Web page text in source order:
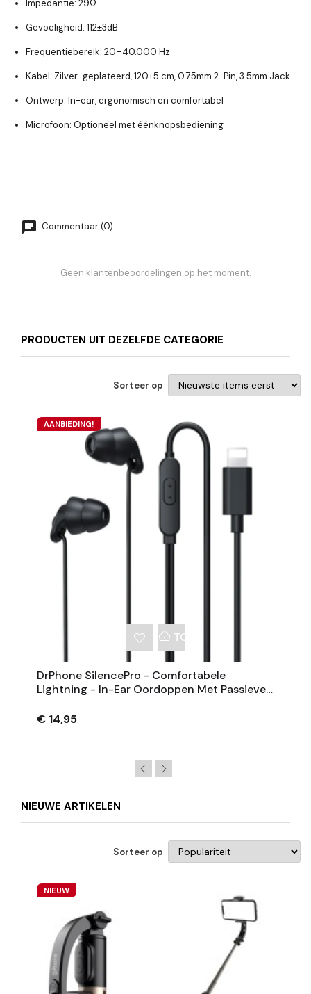
Impedantie: 29Ω
Gevoeligheid: 112±3dB
Frequentiebereik: 20–40.000 Hz
Kabel: Zilver-geplateerd, 120±5 cm, 0.75mm 2-Pin, 3.5mm Jack
Ontwerp: In-ear, ergonomisch en comfortabel
Microfoon: Optioneel met éénknopsbediening
Commentaar (0)
Geen klantenbeoordelingen op het moment.
PRODUCTEN UIT DEZELFDE CATEGORIE
Sorteer op
AANBIEDING!
TOEVOEGEN AAN
DrPhone SilencePro - Comfortabele
Lightning - In-Ear Oordoppen Met Passieve
Zwart
€ 14,95
NIEUWE ARTIKELEN
Sorteer op
NIEUW